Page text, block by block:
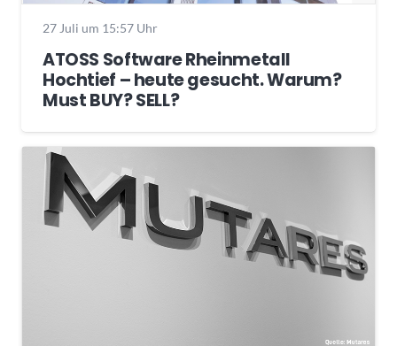
27 Juli um 15:57 Uhr
ATOSS Software Rheinmetall
Hochtief – heute gesucht. Warum?
Must BUY? SELL?